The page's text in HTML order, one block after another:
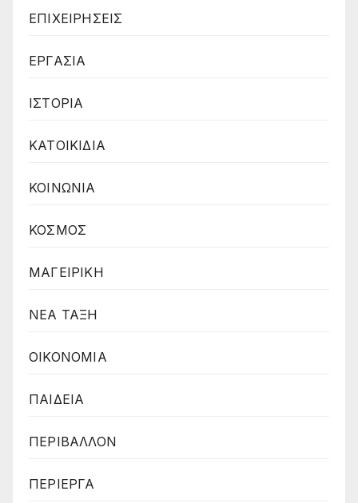
ΕΠΙΧΕΙΡΗΣΕΙΣ
ΕΡΓΑΣΙΑ
ΙΣΤΟΡΙΑ
ΚΑΤΟΙΚΙΔΙΑ
ΚΟΙΝΩΝΙΑ
ΚΟΣΜΟΣ
ΜΑΓΕΙΡΙΚΗ
ΝΕΑ ΤΑΞΗ
ΟΙΚΟΝΟΜΙΑ
ΠΑΙΔΕΙΑ
ΠΕΡΙΒΑΛΛΟΝ
ΠΕΡΙΕΡΓΑ